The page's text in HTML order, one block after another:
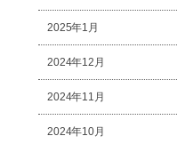
2025年1月
2024年12月
2024年11月
2024年10月